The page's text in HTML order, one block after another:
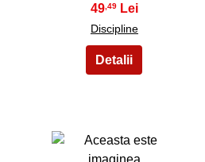
49,49
Discipline